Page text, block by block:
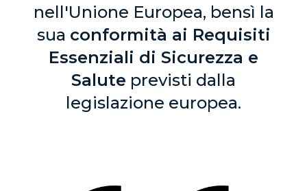
nell'Unione Europea, bensì la
sua conformità ai Requisiti
Essenziali di Sicurezza e
Salute previsti dalla
legislazione europea.